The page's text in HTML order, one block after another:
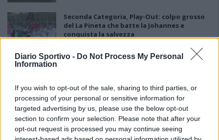
Diario Sportivo - Do Not Process My Personal
Information
If you wish to opt-out of the sale, sharing to third parties, or
processing of your personal or sensitive information for
targeted advertising by us, please use the below opt-out
section to confirm your selection. Please note that after your
opt-out request is processed you may continue seeing
Seconda Categoria, Play-Out: colpo grosso
del La Pineta che batte la Johannes e
conquista la salvezza
Seconda Categoria, Play-Off: il La Salle batte
Busachese
11 Mag 2026